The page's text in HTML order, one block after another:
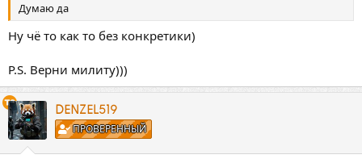
Думаю да
Ну чё то как то без конкретики)
P.S. Верни милиту)))
DENZEL519
ПРОВЕРЕННЫЙ